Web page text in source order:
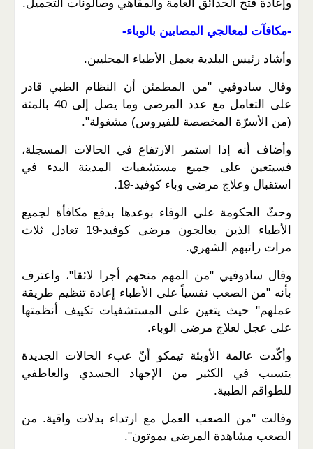
وإعادة فتح الحدائق العامة والمقاهي وصالونات التجميل.
-مكافآت لمعالجي المصابين بالوباء-
وأشاد رئيس البلدية بعمل الأطباء المحليين.
وقال سادوفيي "من المطمئن أن النظام الطبي قادر
على التعامل مع عدد المرضى وما يصل إلى 40 بالمئة
(من الأسرّة المخصصة للفيروس) مشغولة".
وأضاف أنه إذا استمر الارتفاع في الحالات المسجلة،
فسيتعين على جميع مستشفيات المدينة البدء في
استقبال وعلاج مرضى وباء كوفيد-19.
وحثّ الحكومة على الوفاء بوعدها بدفع مكافأة لجميع
الأطباء الذين يعالجون مرضى كوفيد-19 تعادل ثلاث
مرات راتبهم الشهري.
وقال سادوفيي "من المهم منحهم أجرا لائقا"، واعترف
بأنه "من الصعب نفسياً على الأطباء إعادة تنظيم طريقة
عملهم" حيث يتعين على المستشفيات تكييف أنظمتها
على عجل لعلاج مرضى الوباء.
وأكّدت عالمة الأوبئة تيمكو أنّ عبء الحالات الجديدة
يتسبب في الكثير من الإجهاد الجسدي والعاطفي
للطواقم الطبية.
وقالت "من الصعب العمل مع ارتداء بدلات واقية. من
الصعب مشاهدة المرضى يموتون".